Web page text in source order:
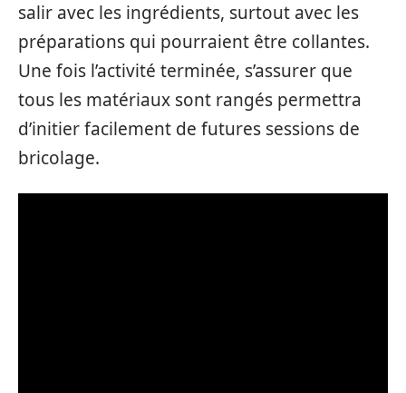
salir avec les ingrédients, surtout avec les
préparations qui pourraient être collantes.
Une fois l’activité terminée, s’assurer que
tous les matériaux sont rangés permettra
d’initier facilement de futures sessions de
bricolage.